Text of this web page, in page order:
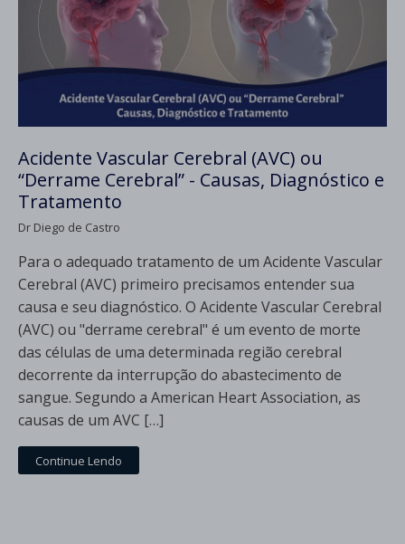
Acidente Vascular Cerebral (AVC) ou
“Derrame Cerebral” - Causas, Diagnóstico e
Tratamento
Dr Diego de Castro
Para o adequado tratamento de um Acidente Vascular
Cerebral (AVC) primeiro precisamos entender sua
causa e seu diagnóstico. O Acidente Vascular Cerebral
(AVC) ou "derrame cerebral" é um evento de morte
das células de uma determinada região cerebral
decorrente da interrupção do abastecimento de
sangue. Segundo a American Heart Association, as
causas de um AVC […]
Continue Lendo